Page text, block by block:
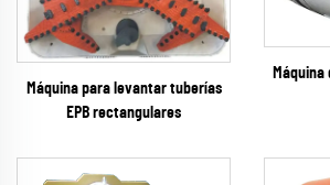
Máquina para levantar tuberías
EPB rectangulares